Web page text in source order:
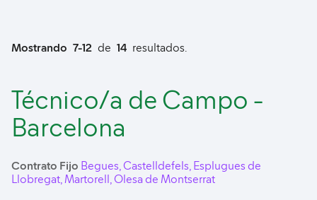
Mostrando 7-12 de 14 resultados.
Técnico/a de Campo -
Barcelona
Contrato Fijo Begues, Castelldefels, Esplugues de
Llobregat, Martorell, Olesa de Montserrat